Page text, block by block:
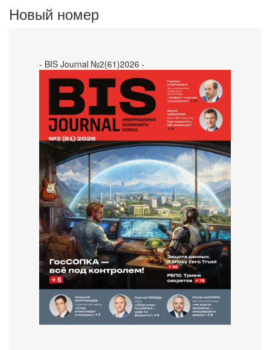
Новый номер
- BIS Journal №2(61)2026 -